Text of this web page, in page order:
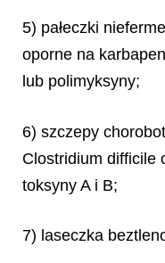
5) pałeczki
oporne na
lub polimyksyny;
6) szczepy
Clostridium difficile
toksyny A i B;
7) laseczka